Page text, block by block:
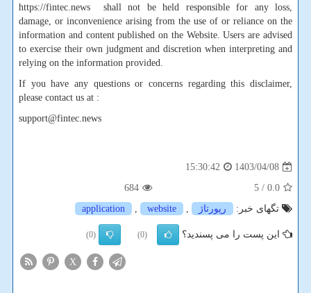
https://fintec.news shall not be held responsible for any loss,
damage, or inconvenience arising from the use of or reliance on the
information and content published on the Website. Users are advised
to exercise their own judgment and discretion when interpreting and
relying on the information provided.
If you have any questions or concerns regarding this disclaimer,
please contact us at :
support@fintec.news
1403/04/08
15:30:42
0.0
/ 5
684
تگهای خبر:
رپورتاژ ,
application , website
این پست را می پسندید؟ (0)
(0)
X